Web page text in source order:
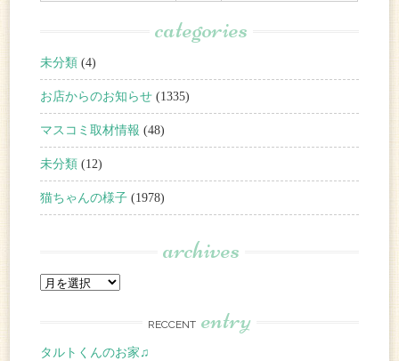
categories
未分類 (4)
お店からのお知らせ (1335)
マスコミ取材情報 (48)
未分類 (12)
猫ちゃんの様子 (1978)
archives
RECCENT entry
タルトくんのお家♫